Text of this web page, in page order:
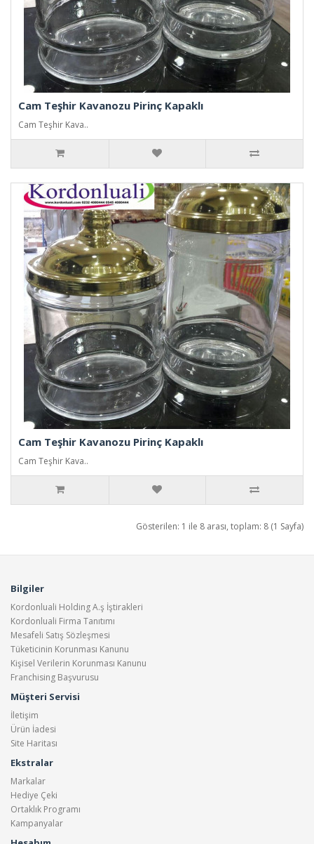
Cam Teşhir Kavanozu Pirinç Kapaklı
Cam Teşhir Kava..
Cam Teşhir Kavanozu Pirinç Kapaklı
Cam Teşhir Kava..
Gösterilen: 1 ile 8 arası, toplam: 8 (1 Sayfa)
Bilgiler
Kordonluali Holding A.ş İştirakleri
Kordonluali Firma Tanıtımı
Mesafeli Satış Sözleşmesi
Tüketicinin Korunması Kanunu
Kişisel Verilerin Korunması Kanunu
Franchising Başvurusu
Müşteri Servisi
İletişim
Ürün İadesi
Site Haritası
Ekstralar
Markalar
Hediye Çeki
Ortaklık Programı
Kampanyalar